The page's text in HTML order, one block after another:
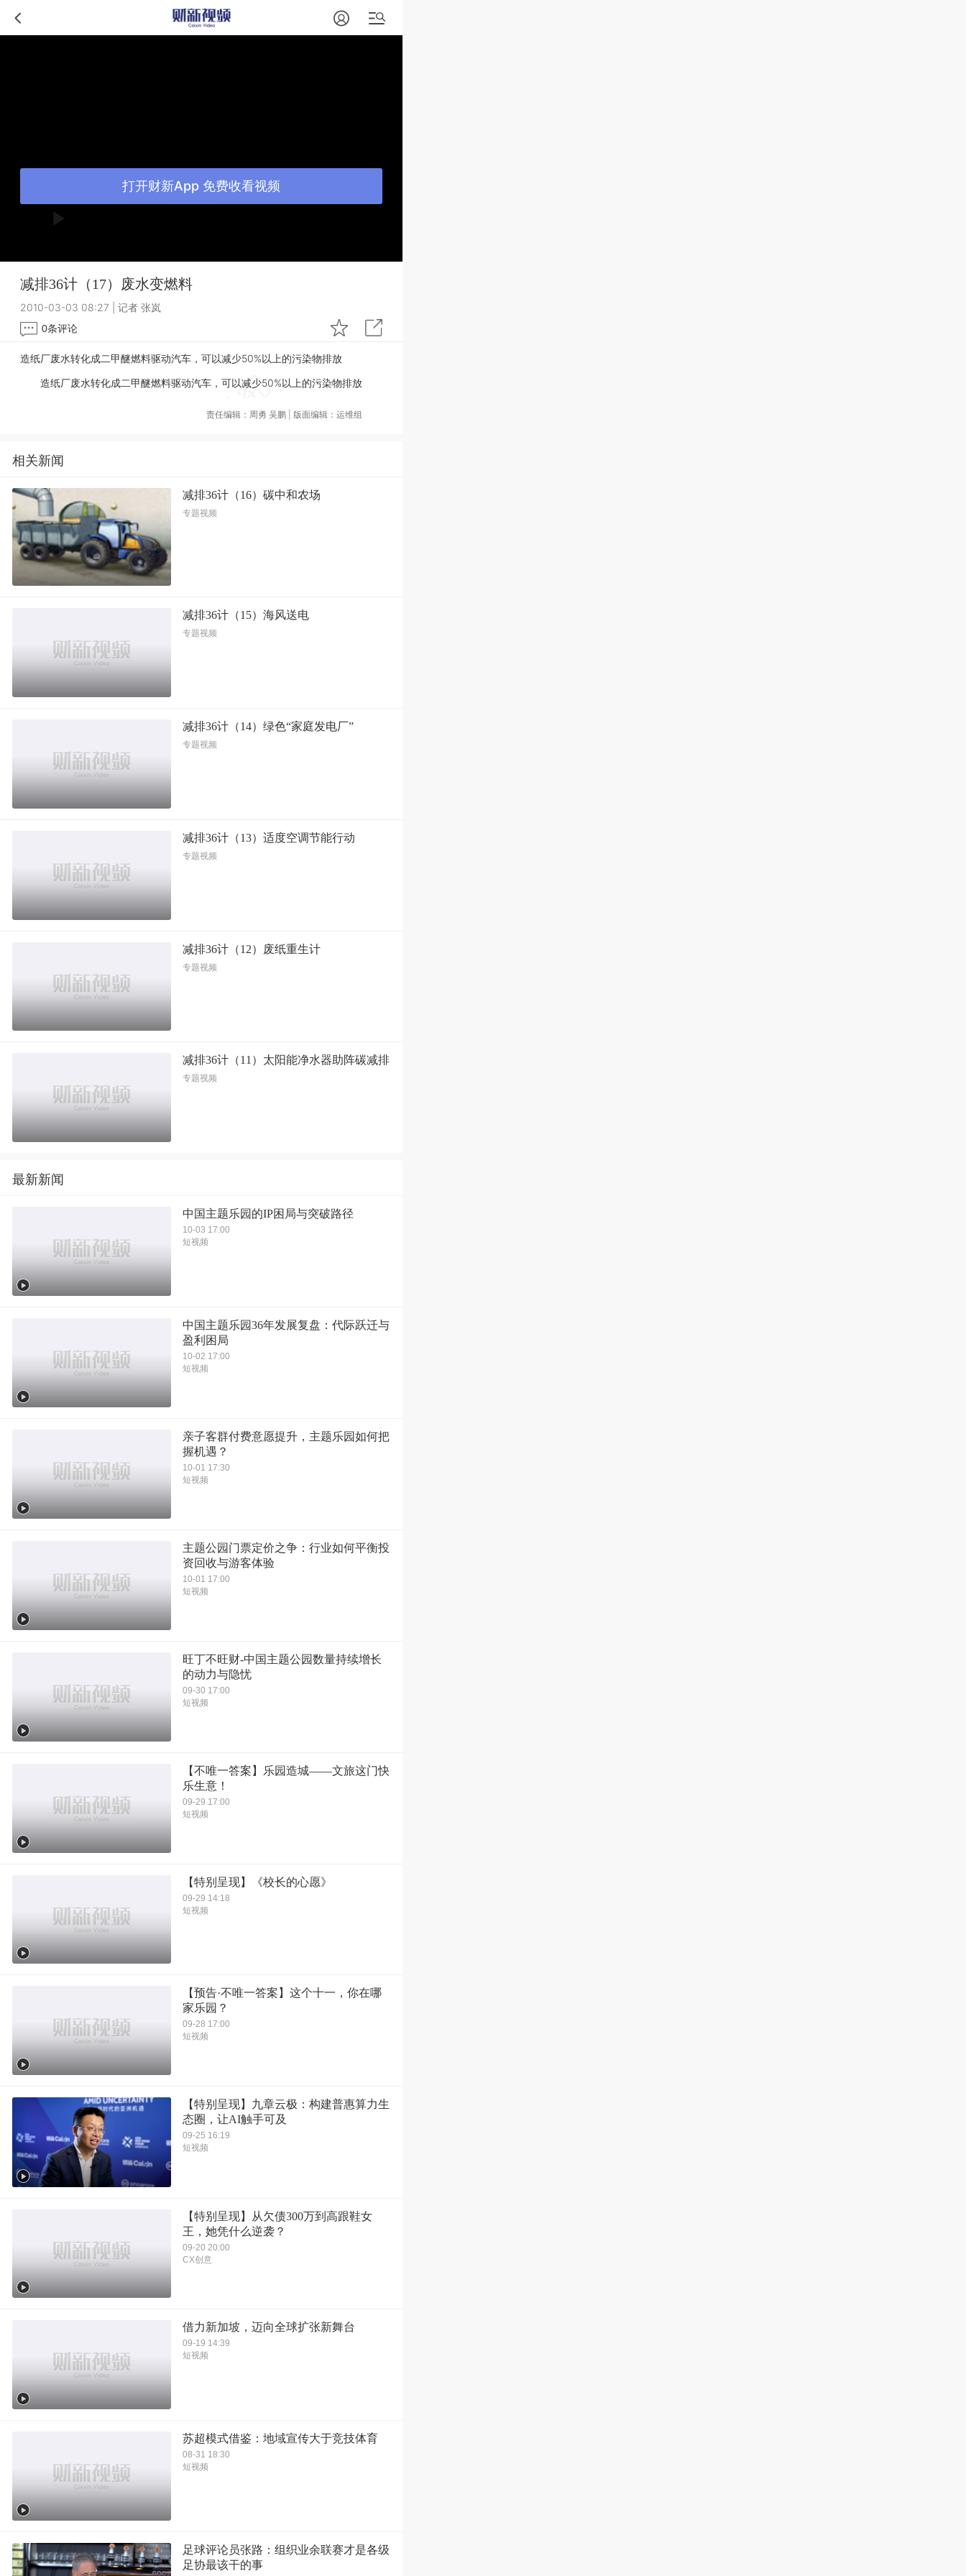
打开财新App 免费收看视频
减排36计（17）废水变燃料
2010-03-03 08:27 记者 张岚
0条评论
造纸厂废水转化成二甲醚燃料驱动汽车，可以减少50%以上的污染物排放
造纸厂废水转化成二甲醚燃料驱动汽车，可以减少50%以上的污染物排放
责任编辑：周勇 吴鹏 | 版面编辑：运维组
相关新闻
减排36计（16）碳中和农场
专题视频
减排36计（15）海风送电
专题视频
减排36计（14）绿色“家庭发电厂”
专题视频
减排36计（13）适度空调节能行动
专题视频
减排36计（12）废纸重生计
专题视频
减排36计（11）太阳能净水器助阵碳减排
专题视频
最新新闻
中国主题乐园的IP困局与突破路径
10-03 17:00
短视频
中国主题乐园36年发展复盘：代际跃迁与
盈利困局
10-02 17:00
短视频
亲子客群付费意愿提升，主题乐园如何把
握机遇？
10-01 17:30
短视频
主题公园门票定价之争：行业如何平衡投
资回收与游客体验
10-01 17:00
短视频
旺丁不旺财-中国主题公园数量持续增长
的动力与隐忧
09-30 17:00
短视频
【不唯一答案】乐园造城——文旅这门快
乐生意！
09-29 17:00
短视频
【特别呈现】《校长的心愿》
09-29 14:18
短视频
【预告·不唯一答案】这个十一，你在哪
家乐园？
09-28 17:00
短视频
【特别呈现】九章云极：构建普惠算力生
态圈，让AI触手可及
09-25 16:19
短视频
【特别呈现】从欠债300万到高跟鞋女
王，她凭什么逆袭？
09-20 20:00
CX创意
借力新加坡，迈向全球扩张新舞台
09-19 14:39
短视频
苏超模式借鉴：地域宣传大于竞技体育
08-31 18:30
短视频
足球评论员张路：组织业余联赛才是各级
足协最该干的事